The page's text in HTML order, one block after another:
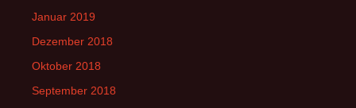
Januar 2019
Dezember 2018
Oktober 2018
September 2018